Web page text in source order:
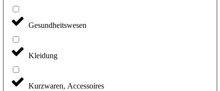
Gesundheitswesen
Kleidung
Kurzwaren, Accessoires